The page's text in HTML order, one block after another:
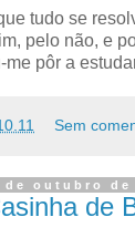
tudo se
pelo não, e
pôr a
Sem
outubro de
de